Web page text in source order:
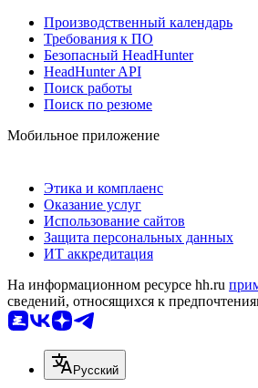
Производственный календарь
Требования к ПО
Безопасный HeadHunter
HeadHunter API
Поиск работы
Поиск по резюме
Мобильное приложение
Этика и комплаенс
Оказание услуг
Использование сайтов
Защита персональных данных
ИТ аккредитация
На информационном ресурсе hh.ru
сведений, относящихся к
Русский